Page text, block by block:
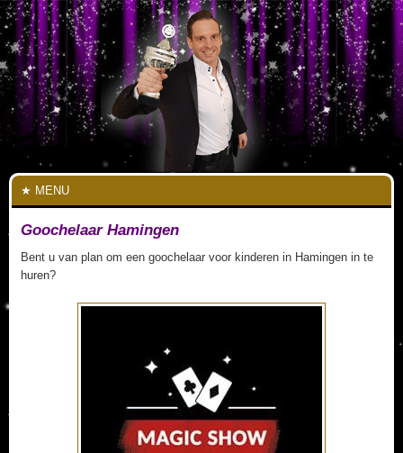
MENU
Goochelaar Hamingen
Bent u van plan om een goochelaar voor kinderen in Hamingen in te
huren?